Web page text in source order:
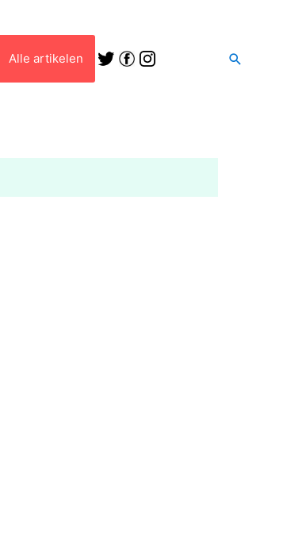
Alle artikelen Zoeken